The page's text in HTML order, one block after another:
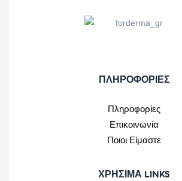
ΠΛΗΡΟΦΟΡΙΕΣ
Πληροφορίες
Επικοινωνία
Ποιοι Είμαστε
ΧΡΉΣΙΜΑ LINKS